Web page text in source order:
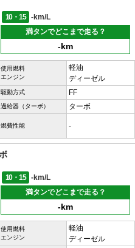
10・15
-km/L
満タンでどこまで走る？
-km
使用燃料
エンジン
軽油
ディーゼル
駆動方式 FF
過給器（ターボ） ターボ
燃費性能 -
10・15
-km/L
満タンでどこまで走る？
-km
使用燃料
エンジン
軽油
ディーゼル